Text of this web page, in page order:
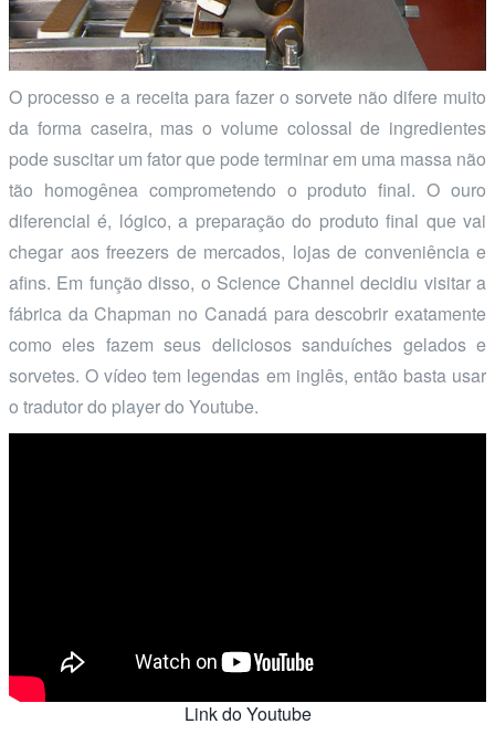
O processo e a receita para fazer o sorvete não difere muito
da forma caseira, mas o volume colossal de ingredientes
pode suscitar um fator que pode terminar em uma massa não
tão homogênea comprometendo o produto final. O ouro
diferencial é, lógico, a preparação do produto final que vai
chegar aos freezers de mercados, lojas de conveniência e
afins. Em função disso, o Science Channel decidiu visitar a
fábrica da Chapman no Canadá para descobrir exatamente
como eles fazem seus deliciosos sanduíches gelados e
sorvetes. O vídeo tem legendas em inglês, então basta usar
o tradutor do player do Youtube.
Link do Youtube